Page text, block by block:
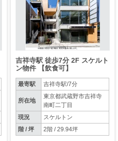
吉祥寺駅 徒歩7分 2F スケルト
ン物件 【飲食可】
最寄駅 吉祥寺駅/7分
所在地
東京都武蔵野市吉祥寺
南町二丁目
現況
スケルトン
階 / 坪
2階 / 29.94坪